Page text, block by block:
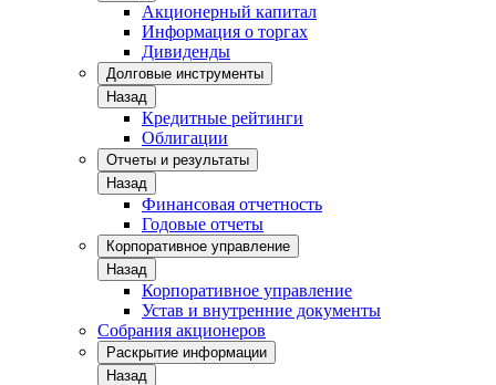
Акционерный капитал
Информация о торгах
Дивиденды
Долговые инструменты
Назад
Кредитные рейтинги
Облигации
Отчеты и результаты
Назад
Финансовая отчетность
Годовые отчеты
Корпоративное управление
Назад
Корпоративное управление
Устав и внутренние документы
Собрания акционеров
Раскрытие информации
Назад